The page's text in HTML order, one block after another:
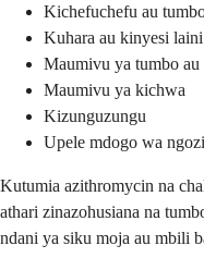
Kichefuchefu au
Kuhara au kinyesi laini
Maumivu ya tumbo au
Maumivu ya kichwa
Kizunguzungu
Upele mdogo wa ngozi
Kutumia azithromycin na
athari zinazohusiana na
ndani ya siku moja au mbili